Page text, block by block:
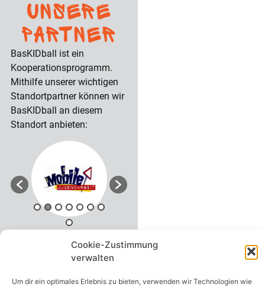
Cookie-Zustimmung
verwalten
Um dir ein optimales Erlebnis zu bieten, verwenden wir Technologien wie
Unsere
Partner
BasKIDball ist ein
Kooperationsprogramm.
Mithilfe unserer wichtigen
Standortpartner können wir
BasKIDball an diesem
Standort anbieten: